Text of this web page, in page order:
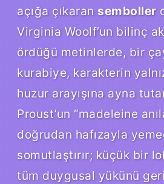
açığa çıkaran semboller
Virginia Woolf’un bilinç
ördüğü metinlerde, bir
kurabiye, karakterin
huzur arayışına ayna
Proust’un “madeleine
doğrudan hafızayla
somutlaştırır; küçük bir
tüm duygusal yükünü geri